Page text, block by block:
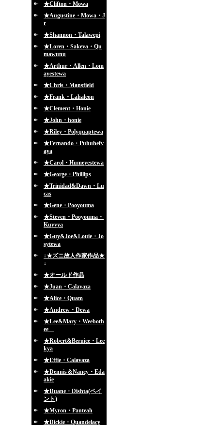
★Clifton・Mowa
★Augustine・Mowa・J
r
★Shannon・Talawepi
★Loren・Sakeva・Qu
mawunu
★Arthur・Allen・Lom
ayestewa
★Chris・Mansfield
★Frank・Lahaleon
★Clement・Honie
★John・honie
★Riley・Polyquaptewa
★Fernando・Puhuhefv
aya
★Carol・Humeyestewa
★George・Phillips
★Trinidad&Dawn・Lu
cas
★Gene・Pooyouma
★Steven・Pooyouma・
Kuyvya
★Guy&Joe&Louie・Jo
sytewa
↓★ズニ故人作家作品★
↓
★オールド作品
★Juan・Calavaza
★Alice・Quam
★Andrew・Dewa
★Lee&Mary・Weeboth
ee
★Robert&Bernice・Lee
kya
★Effie・Calavaza
★Dennis＆Nancy・Eda
akie
★Duane・Dishta(ペイ
ント)
★Myron・Panteah
★Dickie・Quandelacy